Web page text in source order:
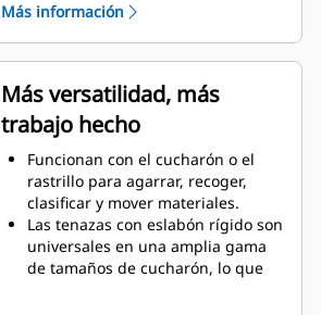
bastidor.
Mayor gama de compatibilidad de
máquinas gracias a un diseño más
ligero
Aumente la productividad con el
uso periódico cuando no es
suficiente un cucharón o un
rastrillo solos.
Más información
Más versatilidad, más
trabajo hecho
Funcionan con el cucharón o el
rastrillo para agarrar, recoger,
clasificar y mover materiales.
Las tenazas con eslabón rígido son
universales en una amplia gama
de tamaños de cucharón, lo que